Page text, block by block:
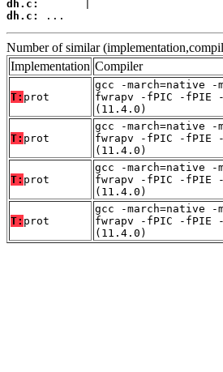
dh.c:
dh.c:
...
Number of similar
Implementation Compiler
T: prot
gcc -march=native -
fwrapv -fPIC -fPIE
(11.4.0)
T: prot
gcc -march=native -
fwrapv -fPIC -fPIE
(11.4.0)
T: prot
gcc -march=native -
fwrapv -fPIC -fPIE
(11.4.0)
T: prot
gcc -march=native -
fwrapv -fPIC -fPIE
(11.4.0)